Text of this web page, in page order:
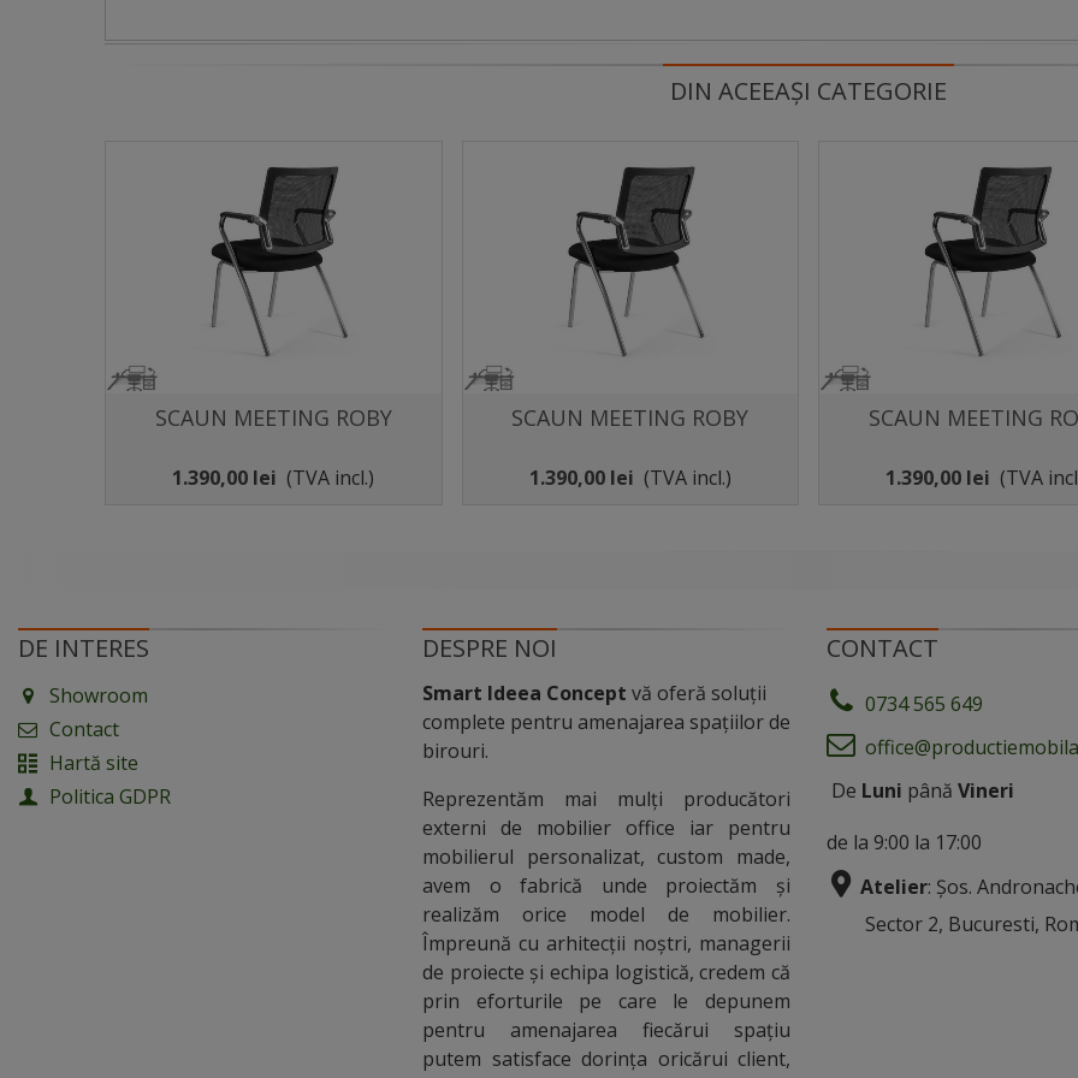
DIN ACEEAȘI CATEGORIE
Distribuie
SCAUN MEETING ROBY
1.390,00 lei (TVA incl.)
Distribuie
SCAUN MEETING ROBY
1.390,00 lei (TVA incl.)
Distribuie
SCAUN MEETING
1.390,00 lei (TVA
DE INTERES
Showroom
Contact
Hartă site
Politica GDPR
DESPRE NOI
Smart Ideea Concept vă oferă soluții
complete pentru amenajarea spațiilor de
birouri.
Reprezentăm mai mulți producători
externi de mobilier office iar pentru
mobilierul personalizat, custom made,
avem o fabrică unde proiectăm și
realizăm orice model de mobilier.
Împreună cu arhitecții noștri, managerii
de proiecte și echipa logistică, credem că
prin eforturile pe care le depunem
pentru amenajarea fiecărui spațiu
putem satisface dorința oricărui client,
CONTACT
0734 565 649
De Luni până Vineri
de la 9:00 la 17:00
Atelier: Șos.
Sector 2, Bucuresti,